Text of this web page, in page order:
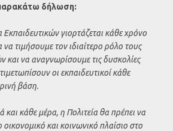
δήλωση:
γιορτάζεται κάθε χρόνο
τιμήσουμε τον ιδιαίτερο ρόλο τους
να αναγνωρίσουμε τις δυσκολίες
οι εκπαιδευτικοί κάθε
βάση.
και κάθε μέρα, η Πολιτεία θα πρέπει να
οικονομικό και κοινωνικό πλαίσιο στο